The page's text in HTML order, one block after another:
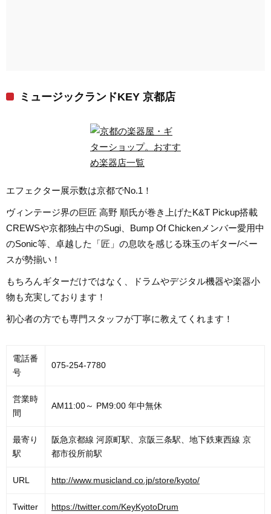
ミュージックランドKEY 京都店
エフェクター展示数は京都でNo.1！
ヴィンテージ界の巨匠 高野 順氏が巻き上げたK&T Pickup搭載
CREWSや京都独占中のSugi、Bump Of Chickenメンバー愛用中
のSonic等、卓越した「匠」の息吹を感じる珠玉のギター/ベー
スが勢揃い！
もちろんギターだけではなく、ドラムやデジタル機器や楽器小
物も充実しております！
初心者の方でも専門スタッフが丁寧に教えてくれます！
電話番
号
075-254-7780
営業時
間
AM11:00～ PM9:00 年中無休
最寄り
駅
阪急京都線 河原町駅、京阪三条駅、地下鉄東西線 京
都市役所前駅
URL http://www.musicland.co.jp/store/kyoto/
Twitter https://twitter.com/KeyKyotoDrum